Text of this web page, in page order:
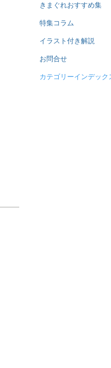
きまぐれおすすめ集
特集コラム
イラスト付き解説
お問合せ
カテゴリーインデック